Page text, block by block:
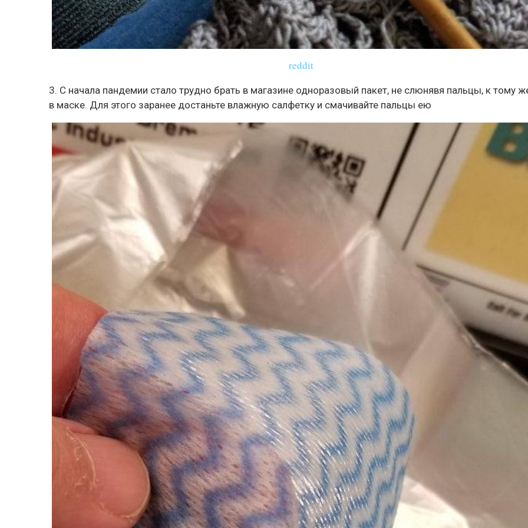
reddit
3. С начала пандемии стало трудно брать в магазине одноразовый пакет, не слюнявя пальцы, к тому
в маске. Для этого заранее достаньте влажную салфетку и смачивайте пальцы ею